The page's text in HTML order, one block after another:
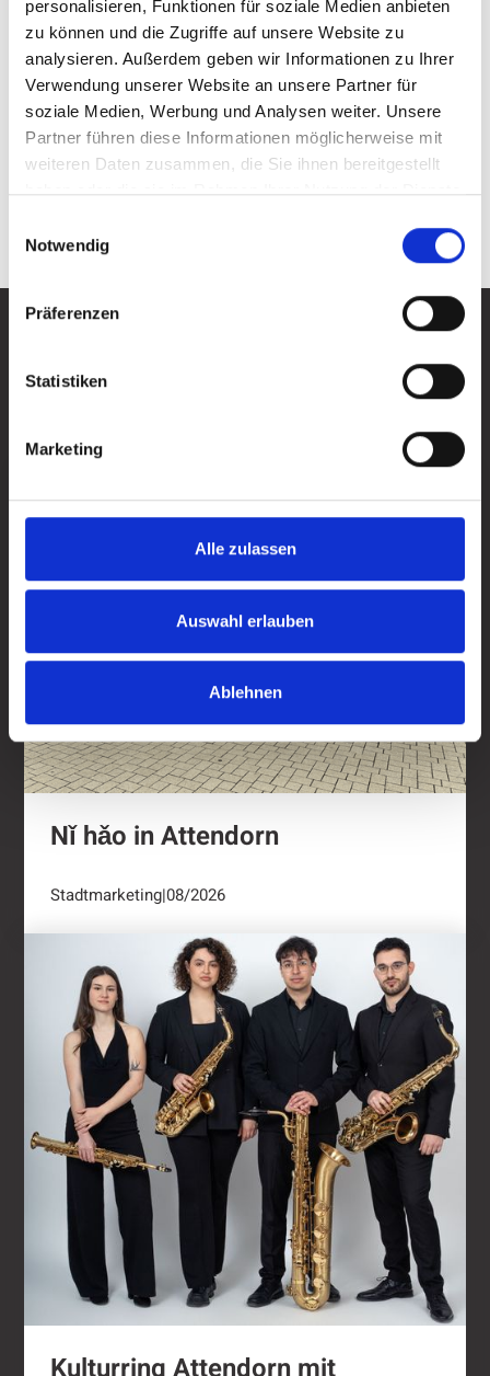
personalisieren, Funktionen für soziale Medien anbieten
zu können und die Zugriffe auf unsere Website zu
analysieren. Außerdem geben wir Informationen zu Ihrer
Verwendung unserer Website an unsere Partner für
soziale Medien, Werbung und Analysen weiter. Unsere
Partner führen diese Informationen möglicherweise mit
weiteren Daten zusammen, die Sie ihnen bereitgestellt
haben oder die sie im Rahmen Ihrer Nutzung der Dienste
Notwendig
Präferenzen
Statistiken
Marketing
Alle zulassen
Auswahl erlauben
Ablehnen
Kontakt
Hier ist immer etwas los!
Nǐ hǎo in Attendorn
Stadtmarketing|08/2026
Kulturring Attendorn mit vielseitigem